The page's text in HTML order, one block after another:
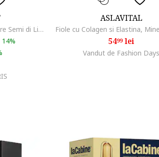
Ulei esential pentru hidratare Semi di Lino Moisture Nutritive Essential Oil, 6X13 ml
14%
ASLAVITAL
5499lei
Vandut de Fashion Days